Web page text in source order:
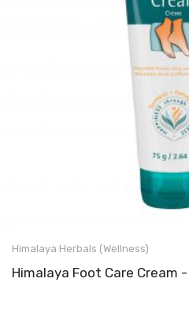
Himalaya Herbals (Wellness)
Himalaya Foot Care Cream
Himalaya Foot Care Cream -
Stopala - 75 g.
Izvrsna ...